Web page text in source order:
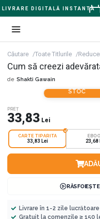
DIGITALĂ INSTANTĂ
Căutare Toate Titlurile
Cum să creezi
de Shakti Gawain
STOC
PREȚ
33,83 Lei
CARTE TIPARITA
33,83 Lei 23,68
Livrare în 1-2 zile lucrătoare
Gratuit la comenzile ≥ 150